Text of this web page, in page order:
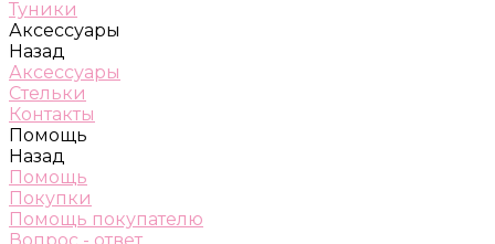
Туники
Аксессуары
Назад
Аксессуары
Стельки
Контакты
Помощь
Назад
Помощь
Покупки
Помощь покупателю